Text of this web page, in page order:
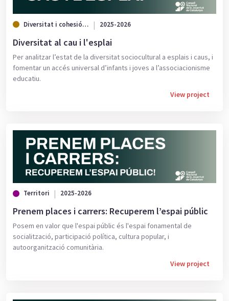
Diversitat i cohesió social 2025-2026
Diversitat al cau i l'esplai
Per analitzar l’estat de la diversitat sociocultural a esplais i caus, i
fomentar un accés universal d’infants i joves a l’associacionisme
educatiu.
View project
Territori 2025-2026
Prenem places i carrers: Recuperem l’espai públic
Posem en valor que l'espai públic és l'espai fonamental de
socialització, participació política, cultura popular, i
autoorganització comunitària.
View project